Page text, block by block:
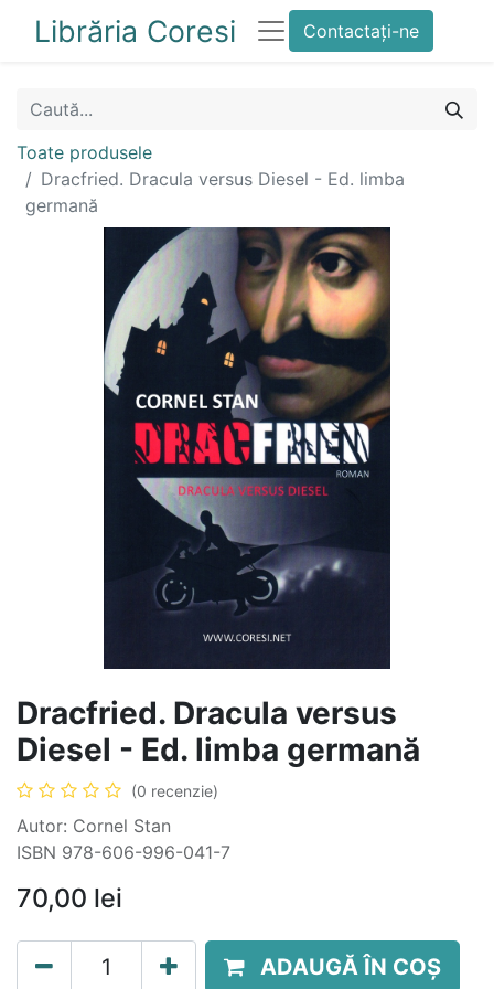
Librăria Coresi Contactați-ne
Toate produsele
Dracfried. Dracula versus Diesel - Ed. limba
germană
Dracfried. Dracula versus
Diesel - Ed. limba germană
(0 recenzie)
Autor: Cornel Stan
ISBN 978-606-996-041-7
70,00 lei
ADAUGĂ ÎN COȘ